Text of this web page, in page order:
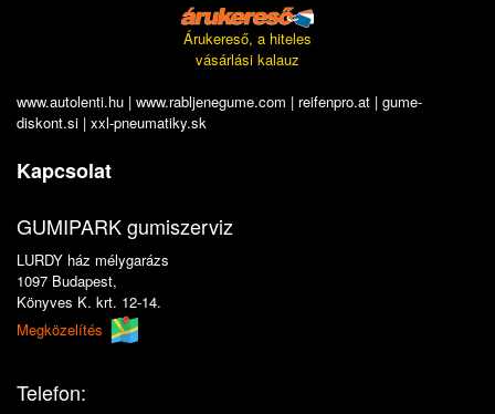
Árukereső, a hiteles
vásárlási kalauz
www.autolenti.hu | www.rabljenegume.com | reifenpro.at | gume-
diskont.si | xxl-pneumatiky.sk
Kapcsolat
GUMIPARK gumiszerviz
LURDY ház mélygarázs
1097 Budapest,
Könyves K. krt. 12-14.
Megközelítés
Telefon: